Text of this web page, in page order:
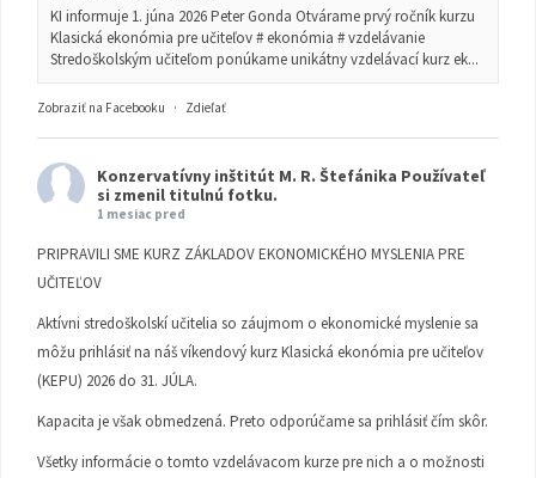
KI informuje 1. júna 2026 Peter Gonda Otvárame prvý ročník kurzu
Klasická ekonómia pre učiteľov # ekonómia # vzdelávanie
Stredoškolským učiteľom ponúkame unikátny vzdelávací kurz ek...
Zobraziť na Facebooku · Zdieľať
Konzervatívny inštitút M. R. Štefánika Používateľ
si zmenil titulnú fotku.
1 mesiac pred
PRIPRAVILI SME KURZ ZÁKLADOV EKONOMICKÉHO MYSLENIA PRE
UČITEĽOV
Aktívni stredoškolskí učitelia so záujmom o ekonomické myslenie sa
môžu prihlásiť na náš víkendový kurz Klasická ekonómia pre učiteľov
(KEPU) 2026 do 31. JÚLA.
Kapacita je však obmedzená. Preto odporúčame sa prihlásiť čím skôr.
Všetky informácie o tomto vzdelávacom kurze pre nich a o možnosti